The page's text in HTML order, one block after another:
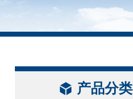
产品分类